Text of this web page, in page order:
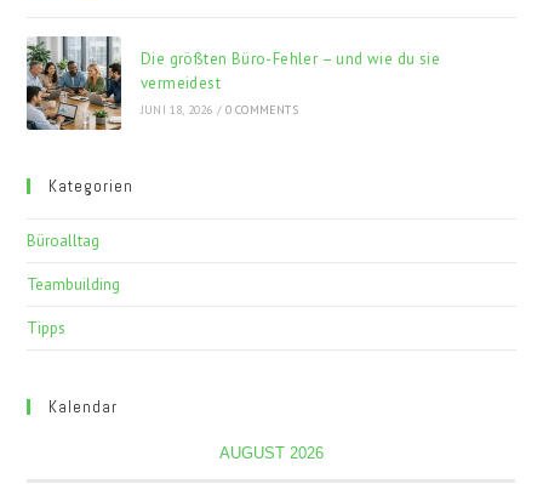
Die größten Büro-Fehler – und wie du sie
vermeidest
JUNI 18, 2026 / 0 COMMENTS
Kategorien
Büroalltag
Teambuilding
Tipps
Kalendar
AUGUST 2026